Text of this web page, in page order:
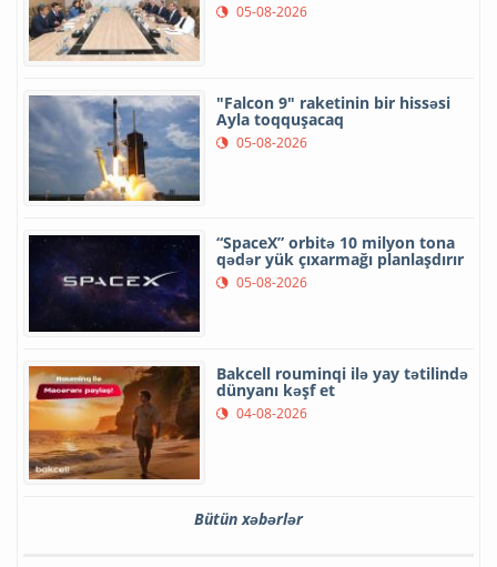
05-08-2026
"Falcon 9" raketinin bir hissəsi
Ayla toqquşacaq
05-08-2026
“SpaceX” orbitə 10 milyon tona
qədər yük çıxarmağı planlaşdırır
05-08-2026
Bakcell rouminqi ilə yay tətilində
dünyanı kəşf et
04-08-2026
Bütün xəbərlər